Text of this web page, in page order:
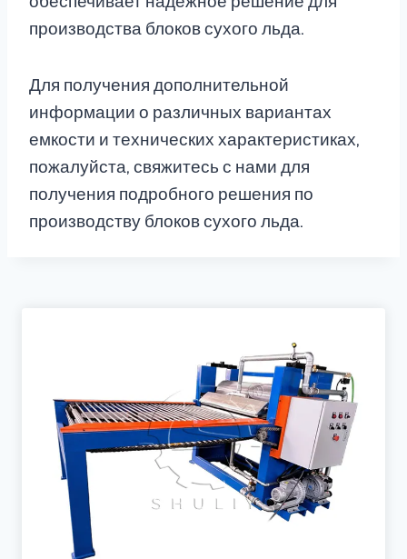
производства блоков сухого льда.
Для получения дополнительной
информации о различных вариантах
емкости и технических характеристиках,
пожалуйста, свяжитесь с нами для
получения подробного решения по
производству блоков сухого льда.